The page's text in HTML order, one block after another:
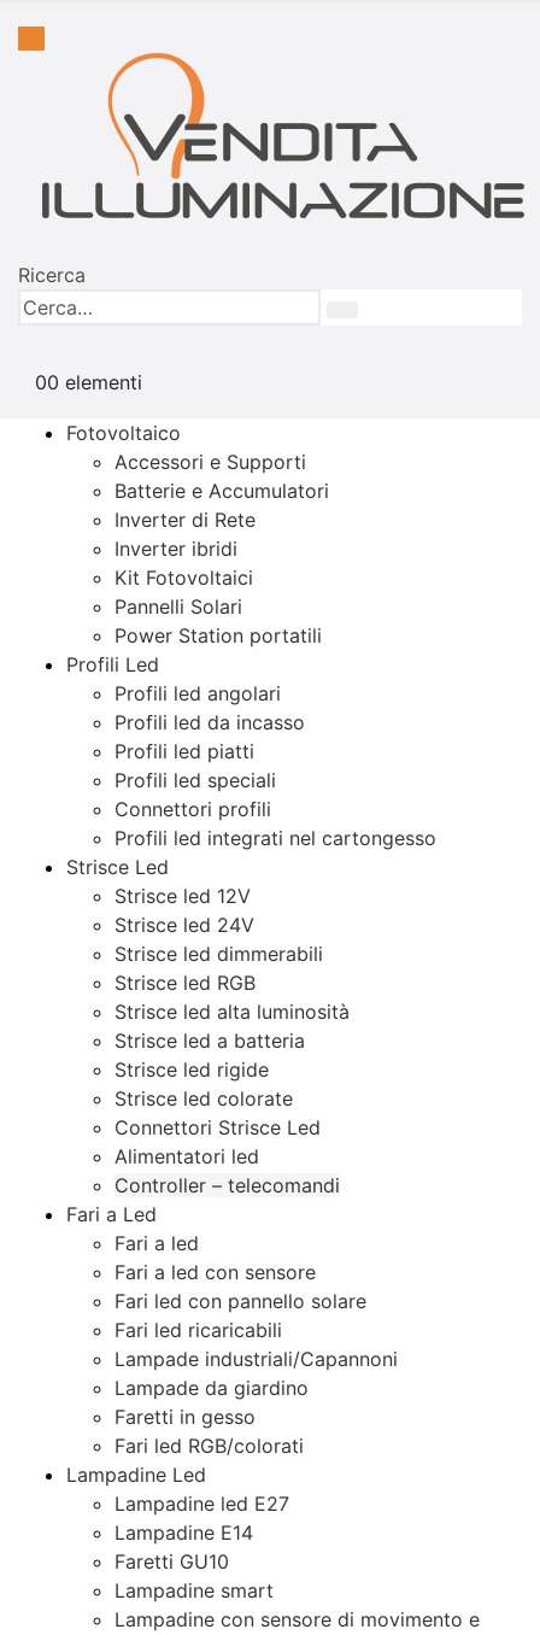
Ricerca
00 elementi
Fotovoltaico
Accessori e Supporti
Batterie e Accumulatori
Inverter di Rete
Inverter ibridi
Kit Fotovoltaici
Pannelli Solari
Power Station portatili
Profili Led
Profili led angolari
Profili led da incasso
Profili led piatti
Profili led speciali
Connettori profili
Profili led integrati nel cartongesso
Strisce Led
Strisce led 12V
Strisce led 24V
Strisce led dimmerabili
Strisce led RGB
Strisce led alta luminosità
Strisce led a batteria
Strisce led rigide
Strisce led colorate
Connettori Strisce Led
Alimentatori led
Controller – telecomandi
Fari a Led
Fari a led
Fari a led con sensore
Fari led con pannello solare
Fari led ricaricabili
Lampade industriali/Capannoni
Lampade da giardino
Faretti in gesso
Fari led RGB/colorati
Lampadine Led
Lampadine led E27
Lampadine E14
Faretti GU10
Lampadine smart
Lampadine con sensore di movimento e